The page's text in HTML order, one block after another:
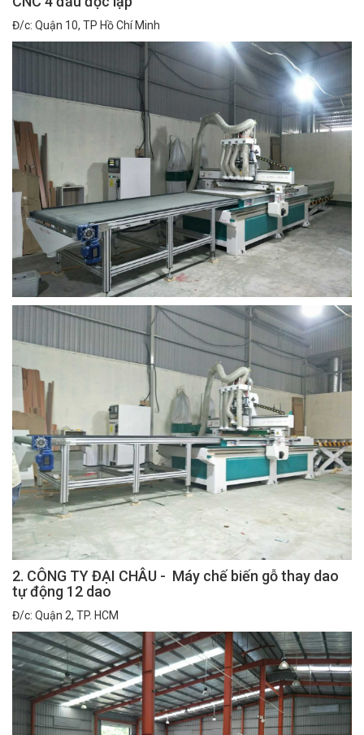
Đ/c: Quận 10, TP Hồ Chí Minh
2. CÔNG TY ĐẠI CHÂU - Máy chế biến gỗ thay dao
tự động 12 dao
Đ/c: Quận 2, TP. HCM